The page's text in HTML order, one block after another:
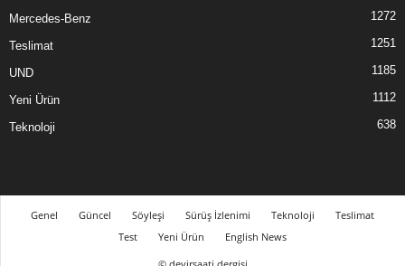
Mercedes-Benz 1272
Teslimat 1251
UND 1185
Yeni Ürün 1112
Teknoloji 638
Genel Güncel Söyleşi Sürüş İzlenimi Teknoloji
Teslimat
Test
Yeni Ürün
English News